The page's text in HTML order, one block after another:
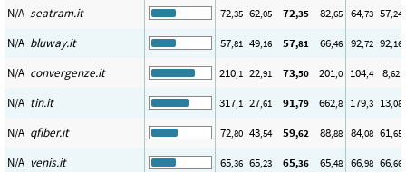
N/A seatram.it 72,35 62,05 72,35 82,65 64,73 57,24
N/A bluway.it 57,81 49,16 57,81 66,46 92,72 92,16
N/A convergenze.it 210,1 22,91 73,50 201,0 104,4 8,62
N/A tin.it 317,1 27,61 91,79 662,8 179,3 13,08
N/A qfiber.it 72,80 43,54 59,62 88,88 84,08 61,65
N/A venis.it 65,36 65,23 65,36 65,48 66,98 66,66